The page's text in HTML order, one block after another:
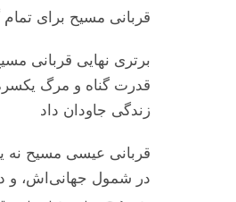
قربانی مسیح برای
برتری نهایی قربانی
قدرت گناه و مرگ
زندگی جاودان داد
قربانی عیسی مسیح نه
در شمول جهانی‌اش، و